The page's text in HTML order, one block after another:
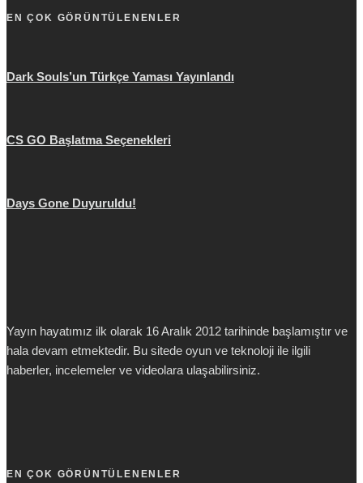
EN ÇOK GÖRÜNTÜLENENLER
Dark Souls’un Türkçe Yaması Yayınlandı
CS GO Başlatma Seçenekleri
Days Gone Duyuruldu!
Yayın hayatımız ilk olarak 16 Aralık 2012 tarihinde başlamıştır ve
hala devam etmektedir. Bu sitede oyun ve teknoloji ile ilgili
haberler, incelemeler ve videolara ulaşabilirsiniz.
EN ÇOK GÖRÜNTÜLENENLER